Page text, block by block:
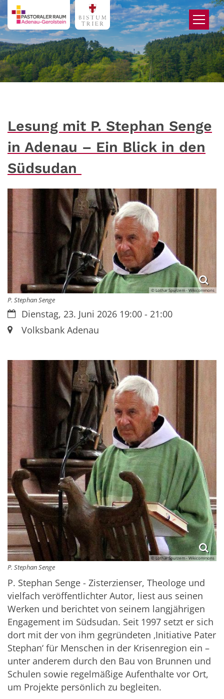
Zum Inhalt springen
Lesung mit P. Stephan Senge
in Adenau – Ein Blick in den
Südsudan
© Lothar Spurzem - Wikicommons
P. Stephan Senge
Datum:Dienstag, 23. Juni 2026 19:00 - 21:00
Ort:Volksbank Adenau
© Lothar Spurzem - Wikicommons
P. Stephan Senge
P. Stephan Senge - Zisterzienser, Theologe und
vielfach veröffentlichter Autor, liest aus seinen
Werken und berichtet von seinem langjährigen
Engagement im Südsudan. Seit 1997 setzt er sich
dort mit der von ihm gegründeten ‚Initiative Pater
Stephan‘ für Menschen in der Krisenregion ein –
unter anderem durch den Bau von Brunnen und
Schulen sowie regelmäßige Aufenthalte vor Ort,
um Projekte persönlich zu begleiten.